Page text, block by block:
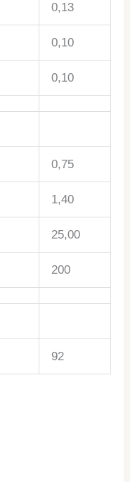
0,13
0,10
0,10
0,75
1,40
25,00
200
92